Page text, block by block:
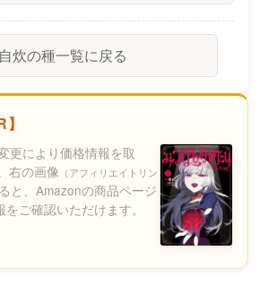
自炊の種一覧に戻る
更により価格情報を取
右の画像 （アフィリエイトリン
と、Amazonの商品ページ
ご確認いただけます。